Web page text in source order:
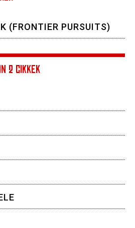
(FRONTIER PURSUITS)
2 CIKKEK